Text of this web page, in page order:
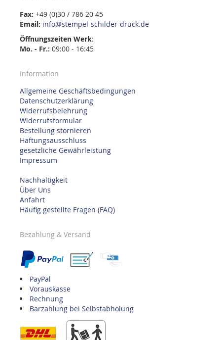
Fax: +49 (0)30 / 786 20 45
Email: info@stempel-schilder-druck.de
Öffnungszeiten Werk:
Mo. - Fr.: 09:00 - 16:45
Information
Allgemeine Geschäftsbedingungen
Datenschutzerklärung
Widerrufsbelehrung
Widerrufsformular
Bestellung stornieren
Haftungsausschluss
gesetzliche Gewährleistung
Impressum
Nachhaltigkeit
Über Uns
Anfahrt
Häufig gestellte Fragen (FAQ)
Bezahlung & Versand
PayPal
Vorauskasse
Rechnung
Barzahlung bei Selbstabholung